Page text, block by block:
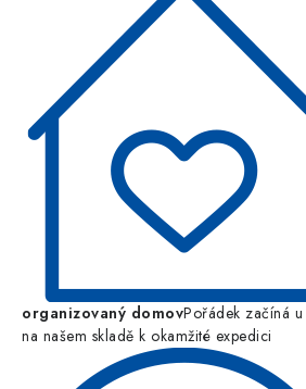
organizovaný domovPořádek začíná
na našem skladě k okamžité expedici